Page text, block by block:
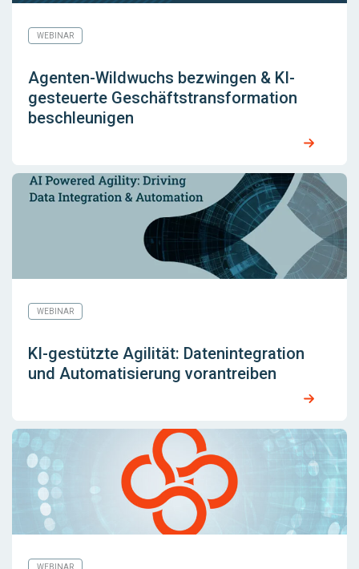
WEBINAR
Agenten-Wildwuchs bezwingen & KI-
gesteuerte Geschäftstransformation
beschleunigen
WEBINAR
KI-gestützte Agilität: Datenintegration
und Automatisierung vorantreiben
WEBINAR